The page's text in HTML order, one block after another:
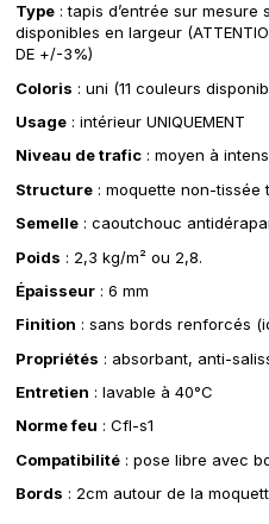
Type : tapis d’entrée sur mesure
disponibles en largeur
DE +/-3%)
Coloris : uni (11 couleurs
Usage : intérieur UNIQUEMENT
Niveau de trafic : moyen à
Structure : moquette non-tissée
Semelle : caoutchouc
Poids : 2,3 kg/m² ou 2,8.
Épaisseur : 6 mm
Finition : sans bords renforcés
Propriétés : absorbant, anti-
Entretien : lavable à 40°C
Norme feu : Cfl-s1
Compatibilité : pose libre avec
Bords : 2cm autour de la